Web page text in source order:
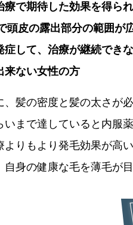
療で期待した効果を得ら
頭皮の露出部分の範囲が
症して、治療が継続でき
来ない女性の方
、髪の密度と髪の太さが
いまで達していると内服
よりもより発毛効果が高
身の健康な毛を薄毛が